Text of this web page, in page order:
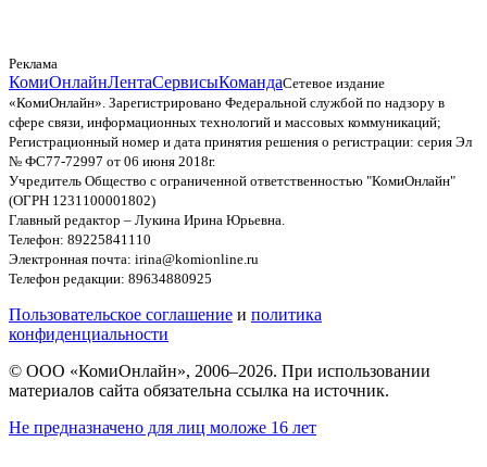
Реклама
КомиОнлайнЛентаСервисыКомандаСетевое издание
«КомиОнлайн». Зарегистрировано Федеральной службой по надзору в
сфере связи, информационных технологий и массовых коммуникаций;
Регистрационный номер и дата принятия решения о регистрации: серия Эл
№ ФС77-72997 от 06 июня 2018г.
Учредитель Общество с ограниченной ответственностью "КомиОнлайн"
(ОГРН 1231100001802)
Главный редактор – Лукина Ирина Юрьевна.
Телефон: 89225841110
Электронная почта: irina@komionline.ru
Телефон редакции: 89634880925
Пользовательское соглашение и политика
конфиденциальности
© ООО «КомиОнлайн», 2006–2026. При использовании
материалов сайта обязательна ссылка на источник.
Не предназначено для лиц моложе 16 лет